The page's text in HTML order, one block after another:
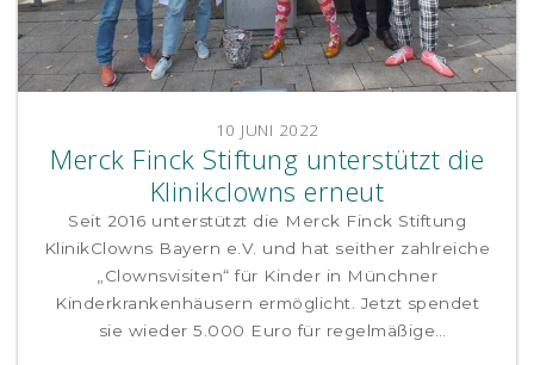
10 JUNI 2022
Merck Finck Stiftung unterstützt die
Klinikclowns erneut
Seit 2016 unterstützt die Merck Finck Stiftung
KlinikClowns Bayern e.V. und hat seither zahlreiche
„Clownsvisiten“ für Kinder in Münchner
Kinderkrankenhäusern ermöglicht. Jetzt spendet
sie wieder 5.000 Euro für regelmäßige